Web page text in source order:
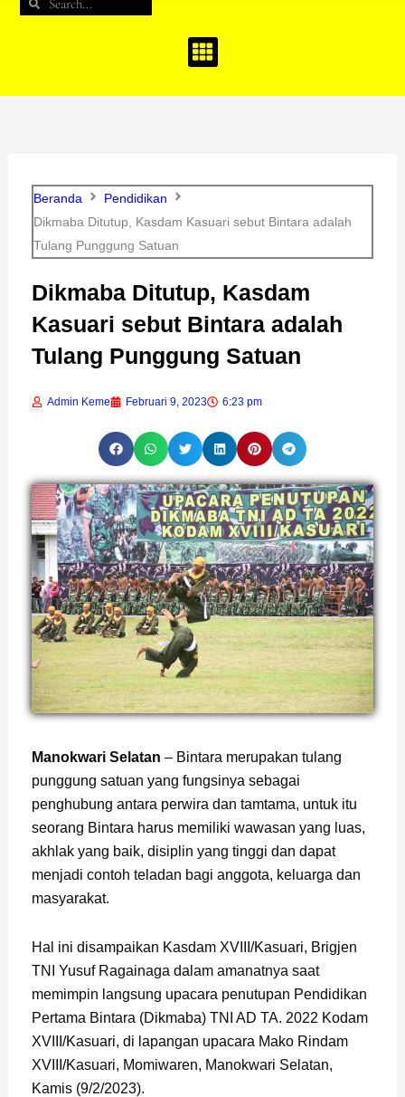
Beranda
Pendidikan
Dikmaba Ditutup, Kasdam Kasuari sebut Bintara adalah
Tulang Punggung Satuan
Dikmaba Ditutup, Kasdam
Kasuari sebut Bintara adalah
Tulang Punggung Satuan
Admin Keme Februari 9, 2023 6:23 pm
Manokwari Selatan – Bintara merupakan tulang
punggung satuan yang fungsinya sebagai
penghubung antara perwira dan tamtama, untuk itu
seorang Bintara harus memiliki wawasan yang luas,
akhlak yang baik, disiplin yang tinggi dan dapat
menjadi contoh teladan bagi anggota, keluarga dan
masyarakat.
Hal ini disampaikan Kasdam XVIII/Kasuari, Brigjen
TNI Yusuf Ragainaga dalam amanatnya saat
memimpin langsung upacara penutupan Pendidikan
Pertama Bintara (Dikmaba) TNI AD TA. 2022 Kodam
XVIII/Kasuari, di lapangan upacara Mako Rindam
XVIII/Kasuari, Momiwaren, Manokwari Selatan,
Kamis (9/2/2023).
Page
, Page